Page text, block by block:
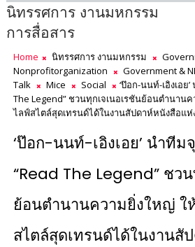
นิทรรศการ งานมหกรรม
การสื่อสาร
Home นิทรรศการ งานมหกรรม
Nonprofitorganization
Government &
Talk
Mice Social
‘ป๊อก-นนท์-เอิงเอย
The Legend” ชวนทุกเจเนอเรชันย้อนตำนาน
ไลฟ์สไตล์สุดเทรนด์ได้ในงานสัปดาห์หนังสือแห่
‘ป๊อก-นนท์-เอิงเอย’ นำทีม
“Read The Legend” ชว
ย้อนตำนานความยิ่งใหญ่ ใ
สไตล์สุดเทรนด์ได้ในงานสั